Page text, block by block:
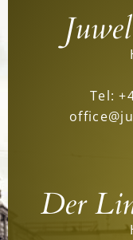
Tel:
Der